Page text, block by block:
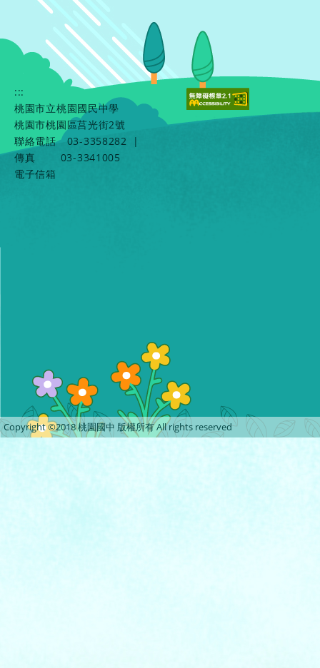
:::
桃園市立桃園國民中學
桃園市桃園區莒光街2號
聯絡電話
03-3358282
|
傳真
03-3341005
電子信箱
Copyright ©2018 桃園國中 版權所有 All rights reserved